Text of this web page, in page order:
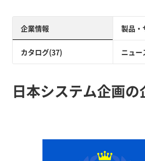
企業情報 製品・
カタログ(37) ニュー
日本システム企画